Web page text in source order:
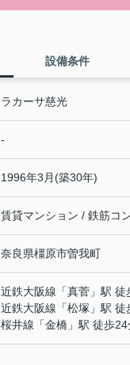
設備条件
ラカーサ慈光
-
1996年3月(築30年)
賃貸マンション / 鉄筋コ
奈良県橿原市曽我町
近鉄大阪線 「真菅 」駅
近鉄大阪線 「松塚 」駅
桜井線 「金橋 」駅 徒歩